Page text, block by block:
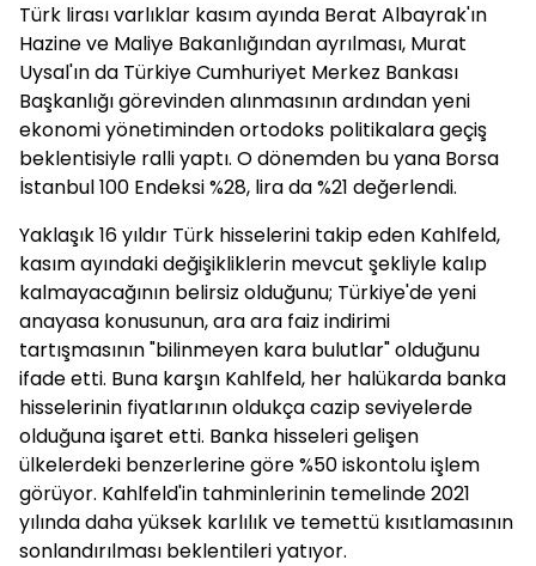
Türk lirası varlıklar kasım ayında Berat Albayrak'ın
Hazine ve Maliye Bakanlığından ayrılması, Murat
Uysal'ın da Türkiye Cumhuriyet Merkez Bankası
Başkanlığı görevinden alınmasının ardından yeni
ekonomi yönetiminden ortodoks politikalara geçiş
beklentisiyle ralli yaptı. O dönemden bu yana Borsa
İstanbul 100 Endeksi %28, lira da %21 değerlendi.
Yaklaşık 16 yıldır Türk hisselerini takip eden Kahlfeld,
kasım ayındaki değişikliklerin mevcut şekliyle kalıp
kalmayacağının belirsiz olduğunu; Türkiye'de yeni
anayasa konusunun, ara ara faiz indirimi
tartışmasının "bilinmeyen kara bulutlar" olduğunu
ifade etti. Buna karşın Kahlfeld, her halükarda banka
hisselerinin fiyatlarının oldukça cazip seviyelerde
olduğuna işaret etti. Banka hisseleri gelişen
ülkelerdeki benzerlerine göre %50 iskontolu işlem
görüyor. Kahlfeld'in tahminlerinin temelinde 2021
yılında daha yüksek karlılık ve temettü kısıtlamasının
sonlandırılması beklentileri yatıyor.